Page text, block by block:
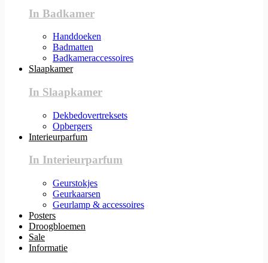
In Badkamer
Handdoeken
Badmatten
Badkameraccessoires
Slaapkamer
In Slaapkamer
Dekbedovertreksets
Opbergers
Interieurparfum
In Interieurparfum
Geurstokjes
Geurkaarsen
Geurlamp & accessoires
Posters
Droogbloemen
Sale
Informatie